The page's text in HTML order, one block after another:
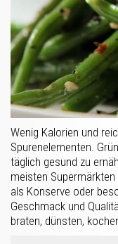
Wenig Kalorien und
Spurenelementen.
täglich gesund zu
meisten
als Konserve oder
Geschmack und
braten, dünsten,